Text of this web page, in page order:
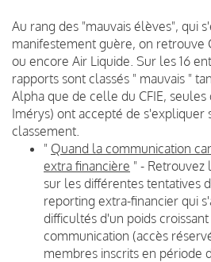
Au rang des "mauvais élèves", qui
manifestement guère, on retrouve
ou encore Air Liquide. Sur les 16
rapports sont classés " mauvais "
Alpha que de celle du CFIE, seules
Imérys) ont accepté de s'expliquer
classement.
" Quand la communication
extra financière " -
sur les différentes tentatives
reporting extra-financier qui
difficultés d'un poids
communication (accès
membres inscrits en période